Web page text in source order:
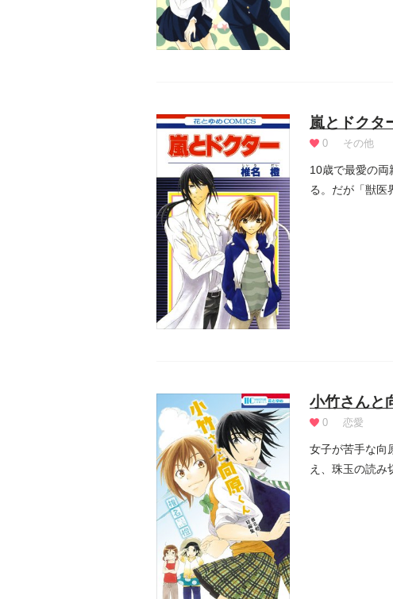
嵐とドクタ
0 その他
10歳で最愛の
る。だが「獣医
小竹さんと
0 恋愛
女子が苦手な向
え、珠玉の読み